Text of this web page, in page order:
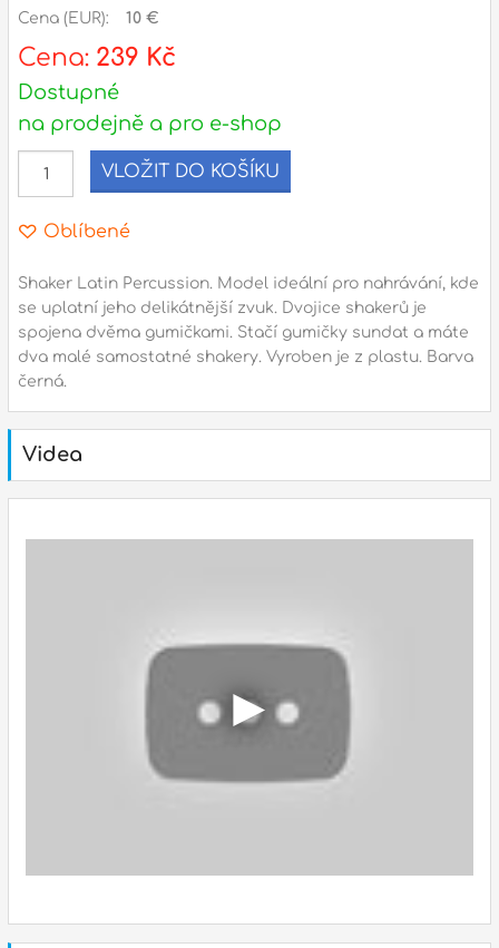
Adresa
Seifertova 69,
Praha 3 - 130 00 (
gsm.: +420 777 888 408
gsm.: +420 777 888 088
email: prodejna@bici.cz
Otevírací doba
pondělí – pátek :10:00 – 18:00
neděle :ZAVŘENO
státní svátky :
Cena (EUR):
10 €
Cena: 239 Kč
Dostupné
na prodejně a pro e-shop
VLOŽIT DO KOŠÍKU
Oblíbené
Shaker Latin Percussion. Model ideální pro nahrávání, kde
se uplatní jeho delikátnější zvuk. Dvojice shakerů je
spojena dvěma gumičkami. Stačí gumičky sundat a máte
dva malé samostatné shakery. Vyroben je z plastu. Barva
černá.
Videa